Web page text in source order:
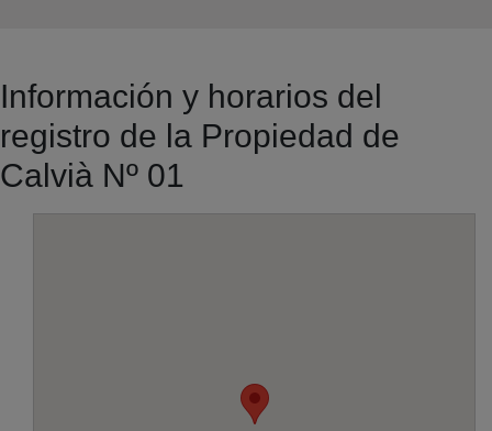
Información y horarios del
registro de la Propiedad de
Calvià Nº 01